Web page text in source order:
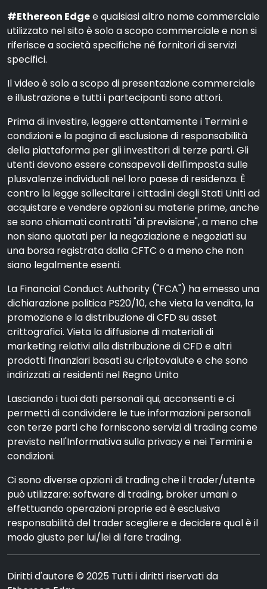
#Ethereon Edgee qualsiasi altro nome commerciale
utilizzato nel sito è solo a scopo commerciale e non si
riferisce a società specifiche né fornitori di servizi
specifici.
Il video è solo a scopo di presentazione commerciale
e illustrazione e tutti i partecipanti sono attori.
Prima di investire, leggere attentamente i Termini e
condizioni e la pagina di esclusione di responsabilità
della piattaforma per gli investitori di terze parti. Gli
utenti devono essere consapevoli dell'imposta sulle
plusvalenze individuali nel loro paese di residenza. È
contro la legge sollecitare i cittadini degli Stati Uniti ad
acquistare e vendere opzioni su materie prime, anche
se sono chiamati contratti "di previsione", a meno che
non siano quotati per la negoziazione e negoziati su
una borsa registrata dalla CFTC o a meno che non
siano legalmente esenti.
La Financial Conduct Authority ("FCA") ha emesso una
dichiarazione politica PS20/10, che vieta la vendita, la
promozione e la distribuzione di CFD su asset
crittografici. Vieta la diffusione di materiali di
marketing relativi alla distribuzione di CFD e altri
prodotti finanziari basati su criptovalute e che sono
indirizzati ai residenti nel Regno Unito
Lasciando i tuoi dati personali qui, acconsenti e ci
permetti di condividere le tue informazioni personali
con terze parti che forniscono servizi di trading come
previsto nell'Informativa sulla privacy e nei Termini e
condizioni.
Ci sono diverse opzioni di trading che il trader/utente
può utilizzare: software di trading, broker umani o
effettuando operazioni proprie ed è esclusiva
responsabilità del trader scegliere e decidere qual è il
modo giusto per lui/lei di fare trading.
Diritti d'autore © 2025 Tutti i diritti riservati da